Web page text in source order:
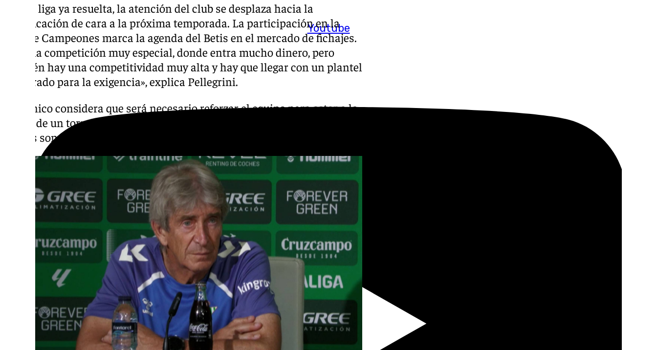
Youtube
Con la liga ya resuelta, la atención del club se desplaza hacia la
planificación de cara a la próxima temporada. La participación en la
Liga de Campeones marca la agenda del Betis en el mercado de fichajes.
«Es una competición muy especial, donde entra mucho dinero, pero
también hay una competitividad muy alta y hay que llegar con un plantel
preparado para la exigencia», explica Pellegrini.
El técnico considera que será necesario reforzar el equipo para estar a la
altura de un torneo donde los márgenes de error son mínimos y los
rivales son los mejores de Europa.